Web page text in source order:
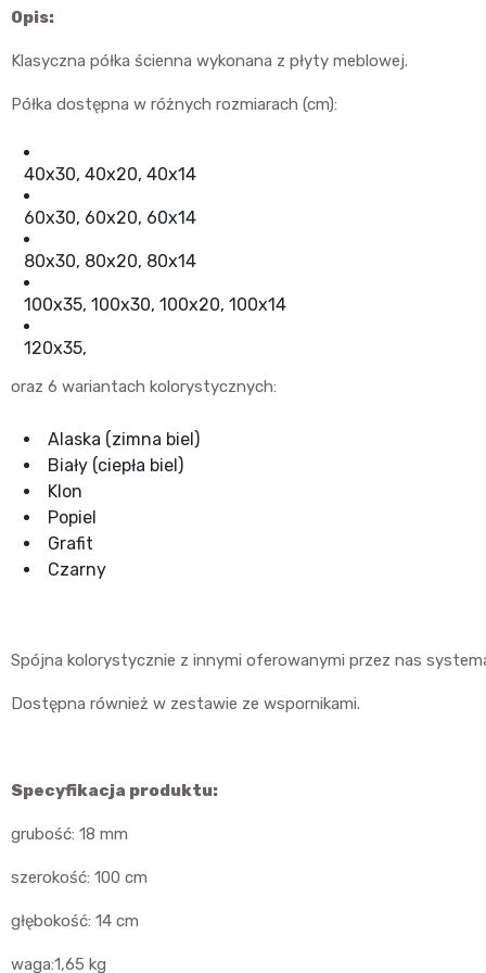
Opis:
Klasyczna półka ścienna wykonana z płyty meblowej.
Półka dostępna w różnych rozmiarach (cm):
40x30, 40x20, 40x14
60x30, 60x20, 60x14
80x30, 80x20, 80x14
100x35, 100x30, 100x20, 100x14
120x35,
oraz 6 wariantach kolorystycznych:
Alaska (zimna biel)
Biały (ciepła biel)
Klon
Popiel
Grafit
Czarny
Spójna kolorystycznie z innymi oferowanymi przez nas
Dostępna również w zestawie ze wspornikami.
Specyfikacja produktu:
grubość: 18 mm
szerokość: 100 cm
głębokość: 14 cm
waga:1,65 kg